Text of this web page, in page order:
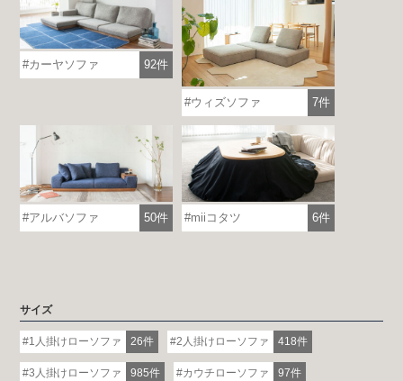
カーヤソファ 92件
ウィズソファ 7件
アルバソファ 50件 miiコタツ 6件
サイズ
1人掛けローソファ 26件 2人掛けローソファ 418件
3人掛けローソファ 985件 カウチローソファ 97件